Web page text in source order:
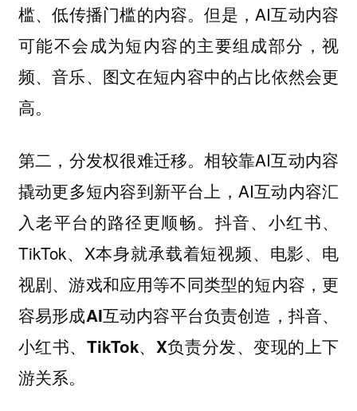
槛、低传播门槛的内容。但是，AI互动内容
可能不会成为短内容的主要组成部分，视
频、音乐、图文在短内容中的占比依然会更
高。
第二，分发权很难迁移。相较靠AI互动内容
撬动更多短内容到新平台上，AI互动内容汇
入老平台的路径更顺畅。抖音、小红书、
TikTok、X本身就承载着短视频、电影、电
视剧、游戏和应用等不同类型的短内容， 更
容易形成AI互动内容平台负责创造，抖音、
小红书、TikTok、X负责分发、变现的上下
游关系。